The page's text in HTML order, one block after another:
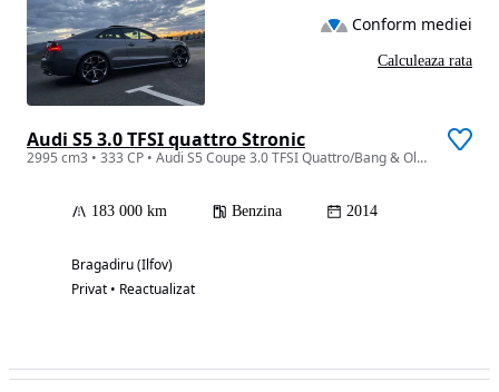
Audi S5 3.0 TFSI quattro Stronic
2995 cm3 • 333 CP • Audi S5 Coupe 3.0 TFSI Quattro/Bang & Olufsen/ Jante 20"/333cp/Full
183 000 km Benzina 2014
Bragadiru (Ilfov)
Privat • Reactualizat
Conform mediei
Calculeaza rata